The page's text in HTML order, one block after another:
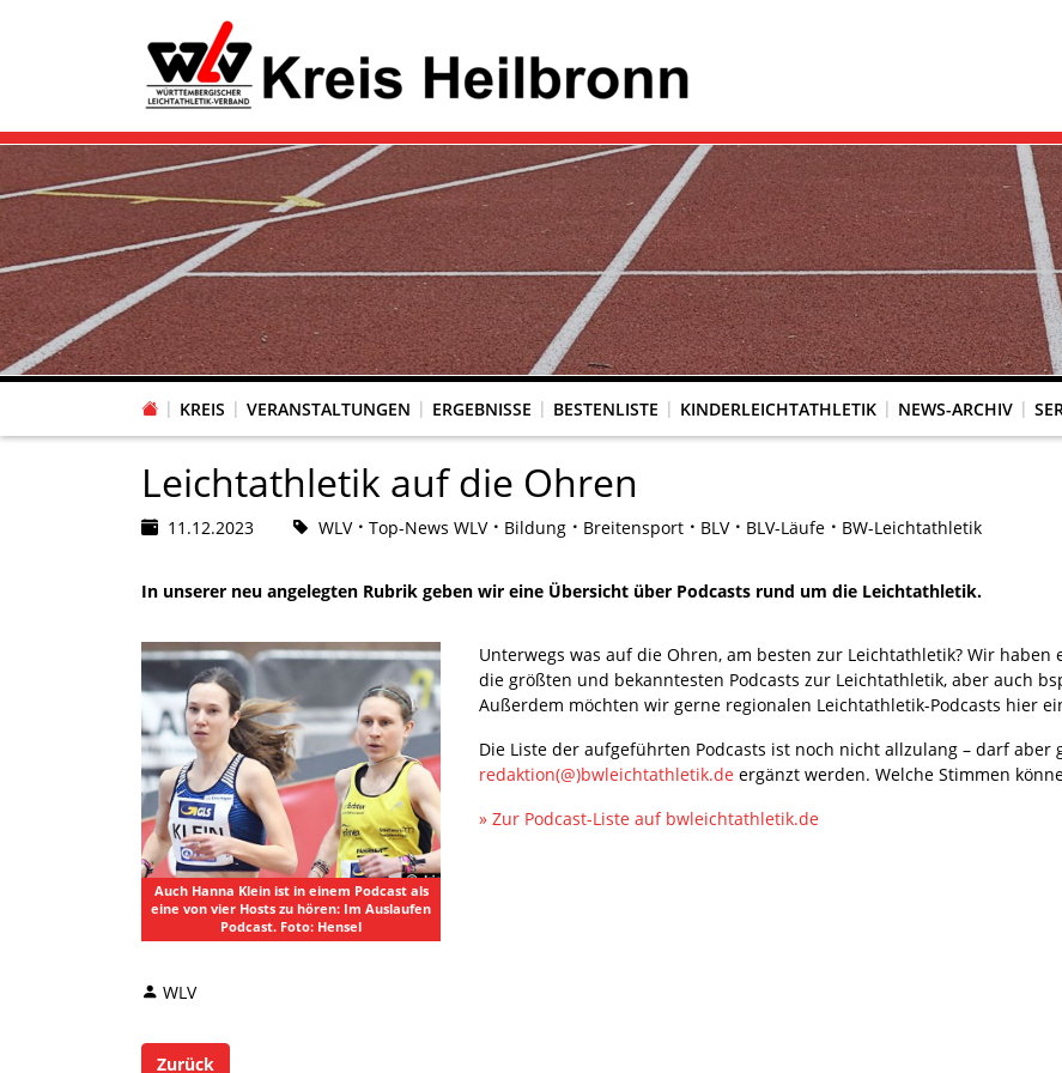
KREIS VERANSTALTUNGEN ERGEBNISSE BESTENLISTE KINDERLEICHTATHLETIK NEWS-ARCHIV
Leichtathletik auf die Ohren
11.12.2023 WLV Top-News WLV Bildung Breitensport BLV BLV-Läufe BW-Leichtathletik
In unserer neu angelegten Rubrik geben wir eine Übersicht über Podcasts rund um die Leichtathletik.
Auch Hanna Klein ist in einem Podcast als
eine von vier Hosts zu hören: Im Auslaufen
Podcast. Foto: Hensel
Unterwegs was auf die Ohren, am besten zur Leichtathletik? Wir
die größten und bekanntesten Podcasts zur Leichtathletik, aber auch
Außerdem möchten wir gerne regionalen Leichtathletik-Podcasts hier
Die Liste der aufgeführten Podcasts ist noch nicht allzulang – darf aber
redaktion(@)bwleichtathletik.de ergänzt werden. Welche Stimmen
» Zur Podcast-Liste auf bwleichtathletik.de
WLV
Zurück